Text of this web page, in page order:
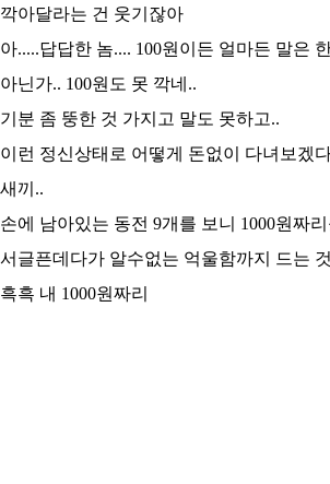
깍아달라는 건 웃기잖아
아.....답답한 놈.... 100원이든 얼마든 말은
아닌가.. 100원도 못 깍네..
기분 좀 뚱한 것 가지고 말도 못하고..
이런 정신상태로 어떻게 돈없이 다녀보겠
새끼..
손에 남아있는 동전 9개를 보니 1000원짜
서글픈데다가 알수없는 억울함까지 드는
흑흑 내 1000원짜리